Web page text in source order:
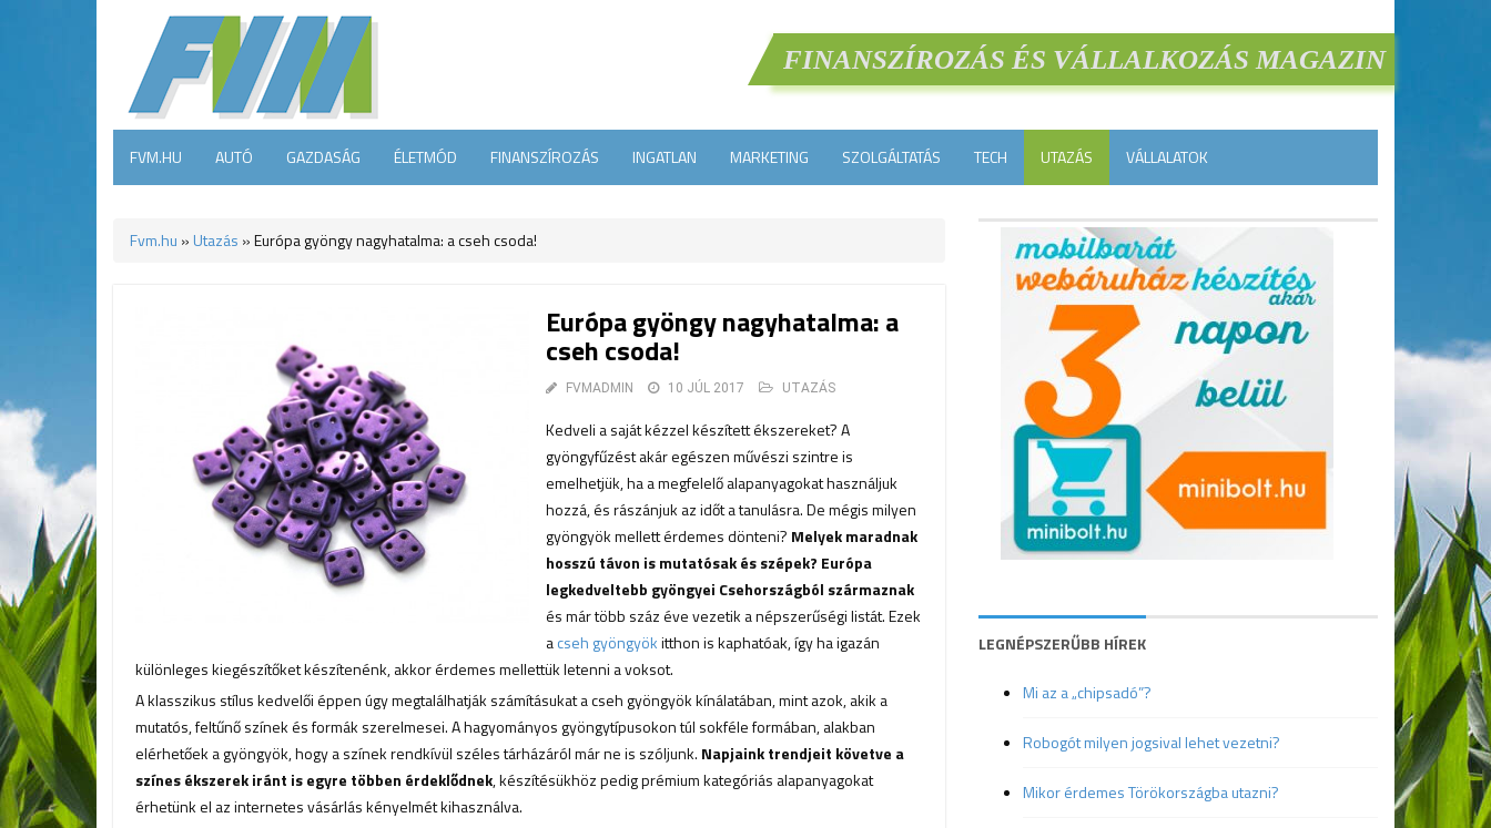
FINANSZÍROZÁS ÉS VÁLLALKOZÁS MAGAZIN
FVM.HU AUTÓ GAZDASÁG ÉLETMÓD FINANSZÍROZÁS INGATLAN MARKETING SZOLGÁLTATÁS TECH UTAZÁS VÁLLALATOK
Fvm.hu » Utazás »Európa gyöngy nagyhatalma: a cseh csoda!
Európa gyöngy nagyhatalma: a
cseh csoda!
FVMADMIN 10 JÚL 2017 UTAZÁS
Kedveli a saját kézzel készített ékszereket? A
gyöngyfűzést akár egészen művészi szintre is
emelhetjük, ha a megfelelő alapanyagokat használjuk
hozzá, és rászánjuk az időt a tanulásra. De mégis milyen
gyöngyök mellett érdemes dönteni? Melyek maradnak
hosszú távon is mutatósak és szépek? Európa
legkedveltebb gyöngyei Csehországból származnak
és már több száz éve vezetik a népszerűségi listát. Ezek
acseh gyöngyökitthon is kaphatóak, így ha igazán
különleges kiegészítőket készítenénk, akkor érdemes mellettük letenni a voksot.
A klasszikus stílus kedvelői éppen úgy megtalálhatják számításukat a cseh gyöngyök kínálatában, mint azok, akik a
mutatós, feltűnő színek és formák szerelmesei. A hagyományos gyöngytípusokon túl sokféle formában, alakban
elérhetőek a gyöngyök, hogy a színek rendkívül széles tárházáról már ne is szóljunk. Napjaink trendjeit követve a
színes ékszerek iránt is egyre többen érdeklődnek, készítésükhöz pedig prémium kategóriás alapanyagokat
érhetünk el az internetes vásárlás kényelmét kihasználva.
LEGNÉPSZERŰBB HÍREK
Mi az a „chipsadó”?
Robogót milyen jogsival lehet vezetni?
Mikor érdemes Törökországba utazni?